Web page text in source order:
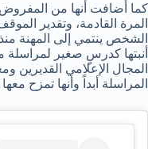
كما أضافت أنها من
المرة القادمة، وتقدير
الشخص ينتمي إلى المهنة
أنبتها كدرسٍ صغير لمراسلة
المجال الإعلامي القديرين
المراسلة أبداً وأنها تمزح